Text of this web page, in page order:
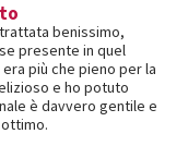
benissimo,
presente in quel
più che pieno per la
e ho potuto
è davvero gentile e